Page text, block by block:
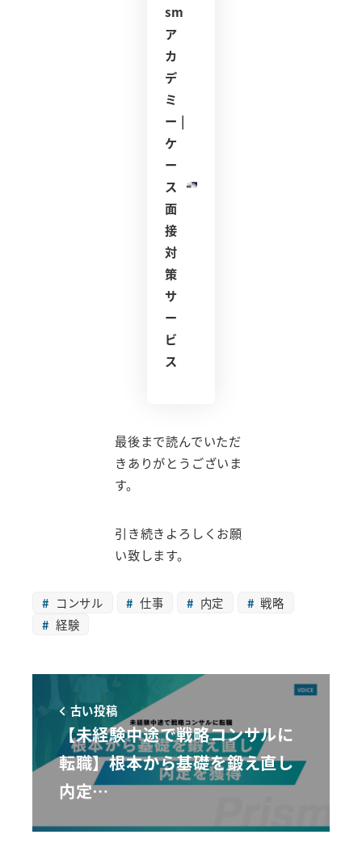
sm
ア
カ
デ
ミ
ー |
ケ
ー
ス
面
接
対
策
サ
ー
ビ
ス
最後まで読んでいただ
きありがとうございま
す。
引き続きよろしくお願
い致します。
コンサル 仕事 内定
戦略
経験
古い投稿
【未経験中途で戦略コンサルに
転職】根本から基礎を鍛え直し
内定…